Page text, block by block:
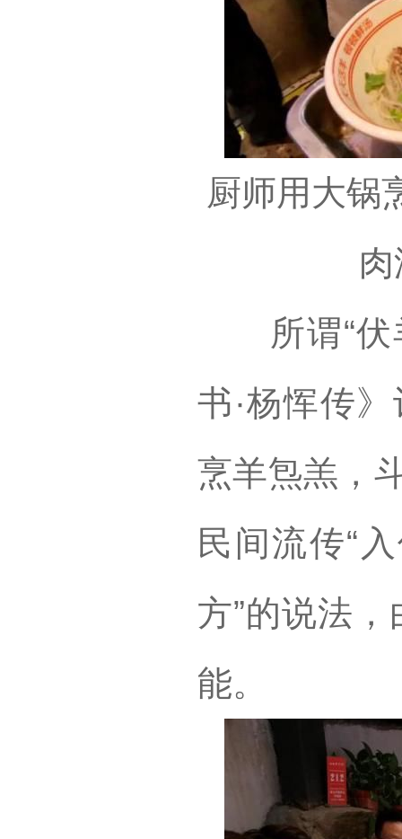
厨师用大锅
所谓“伏
书·杨恽传
烹羊炰羔，
民间流传“
方”的说法
能。